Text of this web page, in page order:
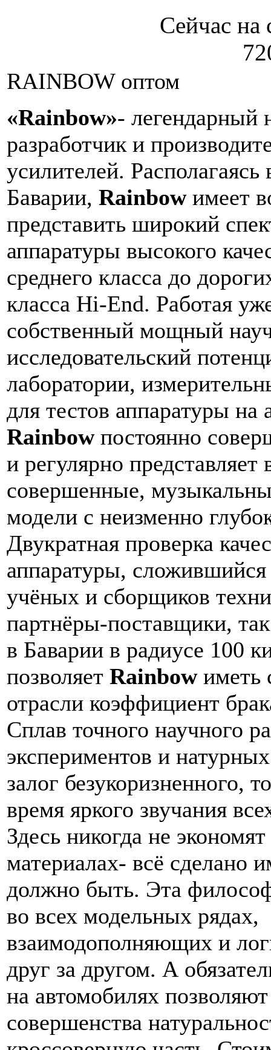
Сейчас на
RAINBOW оптом
«Rainbow»- легендарный
разработчик и
усилителей. Располагаясь
Баварии, Rainbowимеет
представить широкий
аппаратуры высокого
среднего класса до
класса Hi-End. Работая
собственный мощный
исследовательский
лаборатории,
для тестов аппаратуры на
Rainbowпостоянно
и регулярно представляет
совершенные,
модели с неизменно
Двукратная проверка
аппаратуры, сложившийся
учёных и сборщиков
партнёры-поставщики,
в Баварии в радиусе 100
позволяет Rainbowиметь
отрасли коэффициент
Сплав точного научного
экспериментов и
залог безукоризненного,
время яркого звучания
Здесь никогда не
материалах- всё сделано
должно быть. Эта
во всех модельных рядах,
взаимодополняющих и
друг за другом. А
на автомобилях
совершенства